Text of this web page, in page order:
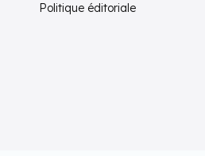
Politique éditoriale